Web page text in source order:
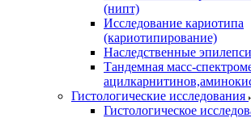
(нипт)
Исследование кариотипа
(кариотипирование)
Наследственные
Тандемная масс-
Гистологические исследования
Гистологическое